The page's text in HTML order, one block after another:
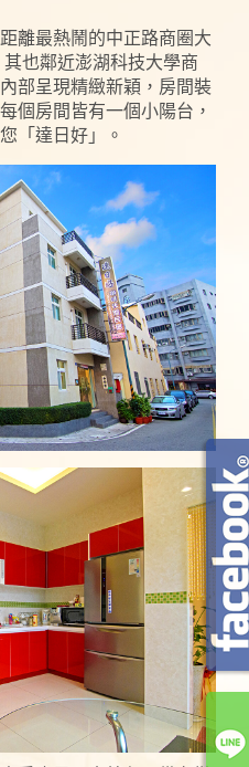
離最熱鬧的中正路商圈大
也鄰近澎湖科技大學商
部呈現精緻新穎，房間裝
個房間皆有一個小陽台，
「達日好」。